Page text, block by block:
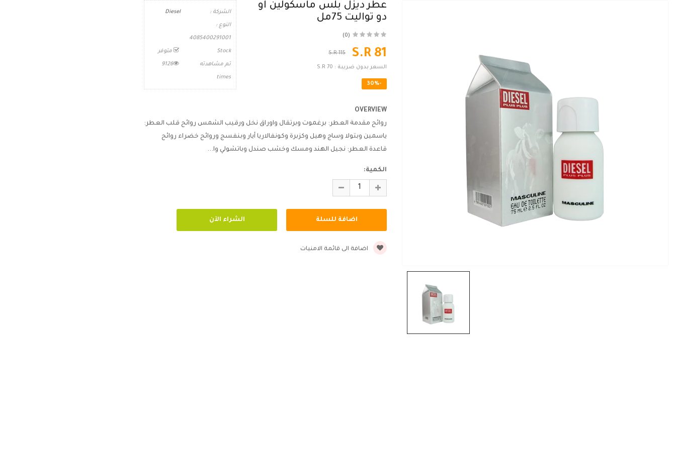
عطر ديزل بلس ماسكولين او
دو تواليت 75مل
(0)
S.R 81
S.R 115
السعر بدون ضريبة : S.R 70
-30%
الشركة : Diesel
النوع :
4085400291001
Stock متوفر
تم مشاهدته 9126
times
OVERVIEW
روائح مقدمة العطر: برغموت وبرتقال واوراق نخل ورقيب الشمس روائح قلب العطر:
ياسمين وبتولا وساج وهيل وكزبرة وكونفالاريا أيار وبنفسج وروائح خضراء روائح
قاعدة العطر: نجيل الهند ومسك وخشب صندل وباتشولي وا...
الكمية:
اضافة الى قائمة الامنيات